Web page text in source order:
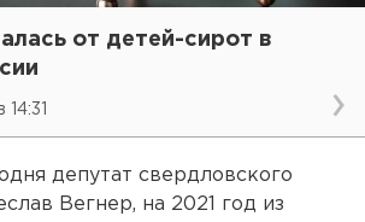
от детей-сирот в
депутат свердловского
Вегнер, на 2021 год из